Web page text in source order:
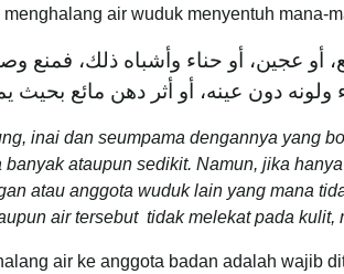
air wuduk menyentuh mana-
أو عجين، أو حناء وأشباه ذلك،
ولونه دون عينه، أو أثر دهن مائع
inai dan seumpama dengannya yang
ataupun sedikit. Namun, jika
atau anggota wuduk lain yang mana
air tersebut tidak melekat pada kulit,
air ke anggota badan adalah wajib